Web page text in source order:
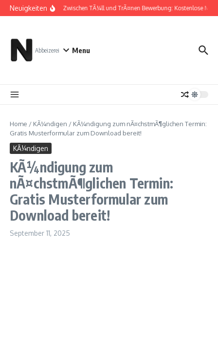
Zum Inhalt springen
Neuigkeiten Zwischen TÃ¼ll und TrÃ¤nen Bewerbung: Kostenlose
Abbeizerei Menu
Home / KÃ¼ndigen / KÃ¼ndigung zum nÃ¤chstmÃ¶glichen Termin:
Gratis Musterformular zum Download bereit!
KÃ¼ndigen
KÃ¼ndigung zum
nÃ¤chstmÃ¶glichen Termin:
Gratis Musterformular zum
Download bereit!
September 11, 2025